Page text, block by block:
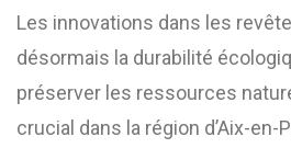
Les innovations dans les
désormais la durabilité
préserver les ressources
crucial dans la région d’Aix-en-